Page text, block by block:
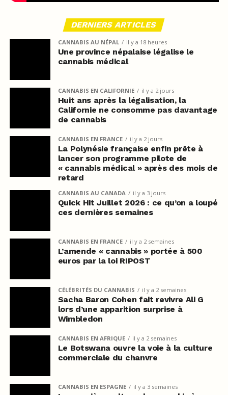
DERNIERS ARTICLES
CANNABIS AU NÉPAL il y a 18 heures
Une province népalaise légalise le
cannabis médical
CANNABIS EN CALIFORNIE il y a 2 jours
Huit ans après la légalisation, la
Californie ne consomme pas davantage
de cannabis
CANNABIS EN FRANCE il y a 2 jours
La Polynésie française enfin prête à
lancer son programme pilote de
« cannabis médical » après des mois de
retard
CANNABIS AU CANADA il y a 3 jours
Quick Hit Juillet 2026 : ce qu’on a loupé
ces dernières semaines
CANNABIS EN FRANCE il y a 2 semaines
L’amende « cannabis » portée à 500
euros par la loi RIPOST
CÉLÉBRITÉS DU CANNABIS il y a 2 semaines
Sacha Baron Cohen fait revivre Ali G
lors d’une apparition surprise à
Wimbledon
CANNABIS EN AFRIQUE il y a 2 semaines
Le Botswana ouvre la voie à la culture
commerciale du chanvre
CANNABIS EN ESPAGNE il y a 3 semaines